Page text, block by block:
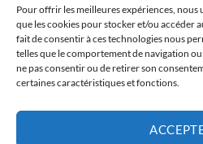
Pour offrir les meilleures expériences, nous
que les cookies pour stocker et/ou accéder
fait de consentir à ces technologies nous
telles que le comportement de navigation
ne pas consentir ou de retirer son
certaines caractéristiques et fonctions.
Condition générale de
Mentions légales
Contactez-nous